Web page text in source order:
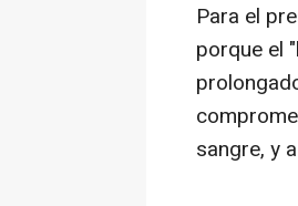
Para el
porque el
sangre, y